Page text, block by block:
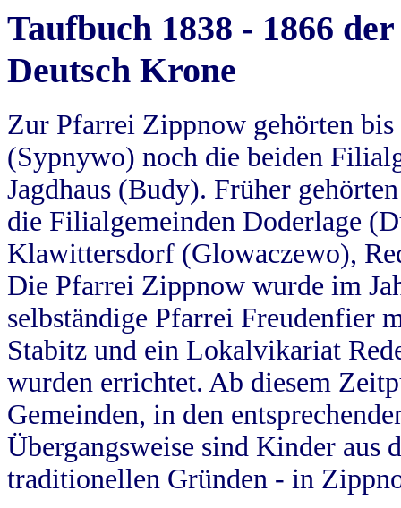
Taufbuch 1838 - 1866
Deutsch Krone
Zur Pfarrei Zippnow gehörten
(Sypnywo) noch die beiden
Jagdhaus (Budy). Früher
die Filialgemeinden Doderlage
Klawittersdorf (Glowaczewo),
Die Pfarrei Zippnow wurde im
selbständige Pfarrei Freudenfier
Stabitz und ein Lokalvikariat
wurden errichtet. Ab diesem
Gemeinden, in den
Übergangsweise sind Kinder aus
traditionellen Gründen - in